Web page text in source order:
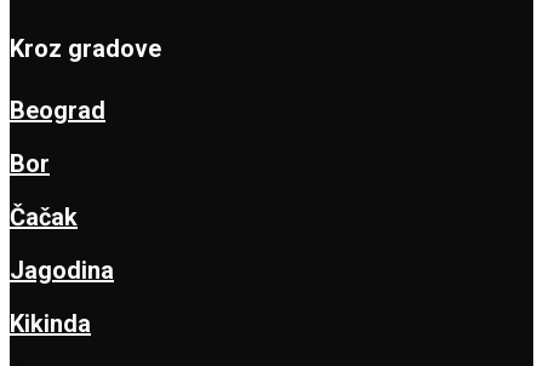
Kroz gradove
Beograd
Bor
Čačak
Jagodina
Kikinda